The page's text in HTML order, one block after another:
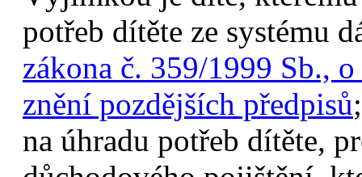
potřeb dítěte ze systému
zákona č. 359/1999 Sb.,
znění pozdějších předpisů
na úhradu potřeb dítěte,